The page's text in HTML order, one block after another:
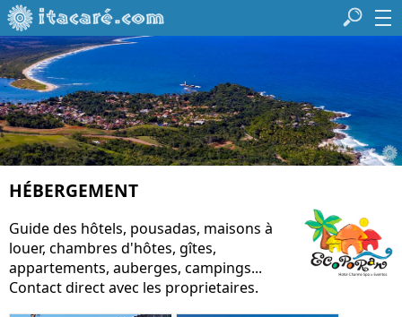
HÉBERGEMENT
Guide des hôtels, pousadas, maisons à
louer, chambres d'hôtes, gîtes,
appartements, auberges, campings...
Contact direct avec les proprietaires.